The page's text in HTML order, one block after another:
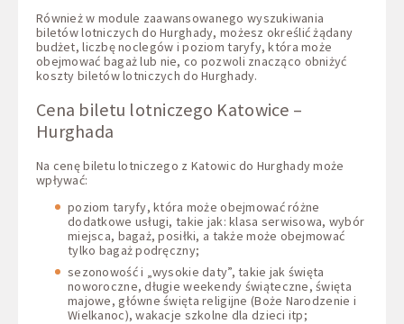
Również w module zaawansowanego wyszukiwania
biletów lotniczych do Hurghady, możesz określić żądany
budżet, liczbę noclegów i poziom taryfy, która może
obejmować bagaż lub nie, co pozwoli znacząco obniżyć
koszty biletów lotniczych do Hurghady.
Cena biletu lotniczego Katowice –
Hurghada
Na cenę biletu lotniczego z Katowic do Hurghady może
wpływać:
poziom taryfy, która może obejmować różne
dodatkowe usługi, takie jak: klasa serwisowa, wybór
miejsca, bagaż, posiłki, a także może obejmować
tylko bagaż podręczny;
sezonowość i „wysokie daty”, takie jak święta
noworoczne, długie weekendy świąteczne, święta
majowe, główne święta religijne (Boże Narodzenie i
Wielkanoc), wakacje szkolne dla dzieci itp;